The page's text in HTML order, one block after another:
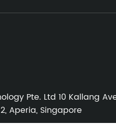
Pte. Ltd 10 Kallang
Aperia, Singapore